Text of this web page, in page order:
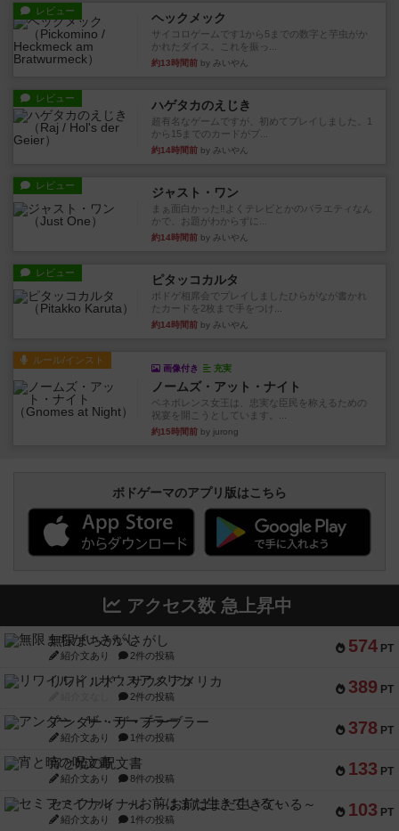
レビュー ヘックメック
サイコロゲームです1から5までの数字と芋虫がか
かれたダイス。これを振っ...
約13時間前 by みいやん
レビュー ハゲタカのえじき
超有名なゲームですが、初めてプレイしました。1
から15までのカードがプ...
約14時間前 by みいやん
レビュー ジャスト・ワン
まぁ面白かった‼️よくテレビとかのバラエティなん
かで、お題がわからずに...
約14時間前 by みいやん
レビュー ピタッコカルタ
ボドゲ相席会でプレイしましたひらがなが書かれ
たカードを2枚まで手をつけ...
約14時間前 by みいやん
ルール/インスト
画像付き 充実
ノームズ・アット・ナイト
ベネボレンス女王は、忠実な臣民を称えるための
祝宴を開こうとしています。...
約15時間前 by jurong
ボドゲーマのアプリ版はこちら
アクセス数 急上昇中
574 PT
無限まちがいさがし
紹介文あり 2件の投稿
389 PT
リワイルド：サウスアメリカ
2件の投稿
378 PT
アンダー・ザ・テーブラー
紹介文あり 1件の投稿
133 PT
宵と暁の呪文書
紹介文あり 8件の投稿
103 PT
セミファイナル ～お前はまだ生きている～
紹介文あり 1件の投稿